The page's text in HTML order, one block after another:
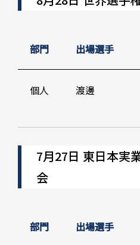
部門 出場選手
個人 渡邊
7月27日 東日本実
会
部門 出場選手